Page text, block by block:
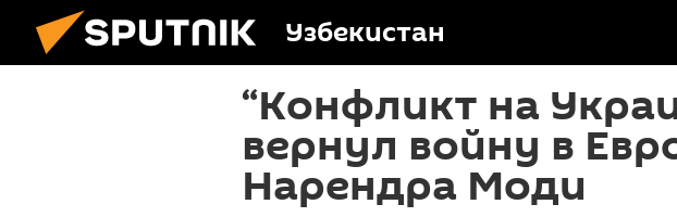
Узбекистан
“Конфликт на
вернул войну в
Нарендра Моди